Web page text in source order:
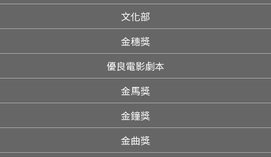
文化部
金穗獎
優良電影劇本
金馬獎
金鐘獎
金曲獎